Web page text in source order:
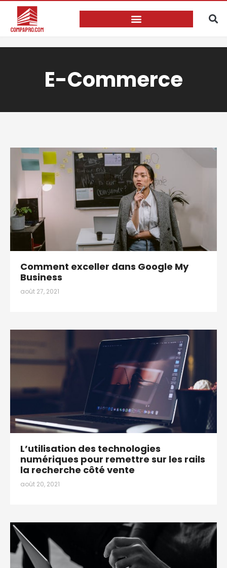
E-Commerce
Comment exceller dans Google My
Business
août 27, 2021
L’utilisation des technologies
numériques pour remettre sur les rails
la recherche côté vente
août 20, 2021